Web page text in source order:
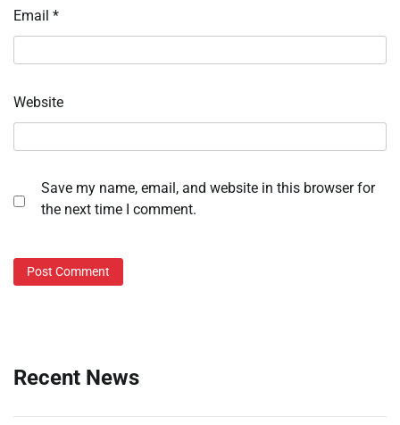
Email *
Website
Save my name, email, and website in this browser for
the next time I comment.
Recent News